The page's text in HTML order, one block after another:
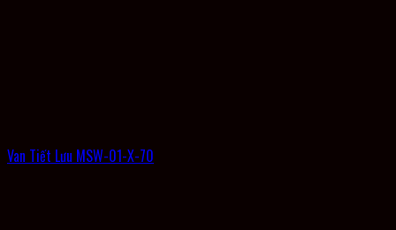
Van Tiết Lưu MSW-01-X-70